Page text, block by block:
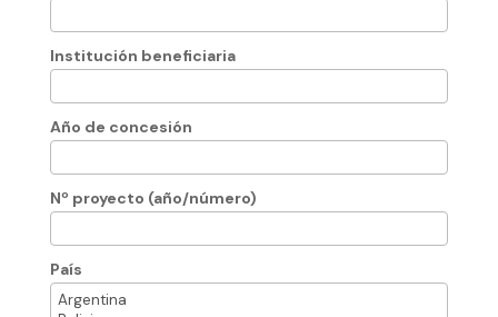
Institución beneficiaria
Año de concesión
Nº proyecto (año/número)
País